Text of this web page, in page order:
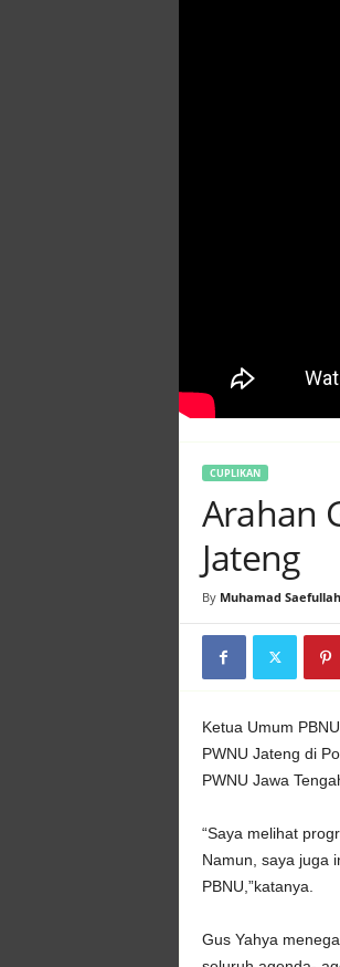
CUPLIKAN
Arahan
Jateng
By Muhamad Saefullah
Ketua Umum
PWNU Jateng di
PWNU Jawa
“Saya melihat
Namun, saya juga
PBNU,”katanya.
Gus Yahya